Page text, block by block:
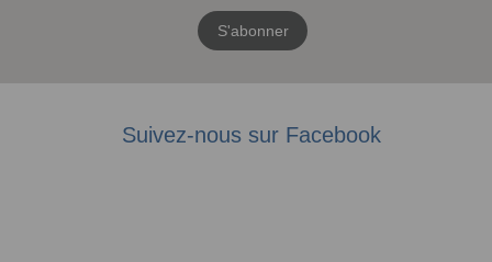
S'abonner
Suivez-nous sur Facebook